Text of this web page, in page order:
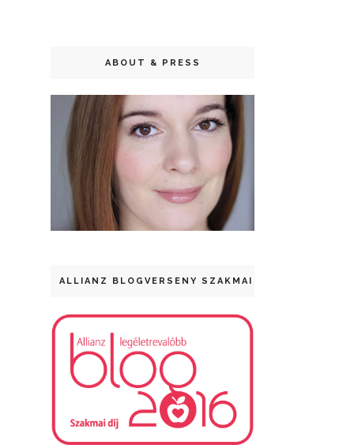
ABOUT & PRESS
ALLIANZ BLOGVERSENY SZAKMAI DÍJ